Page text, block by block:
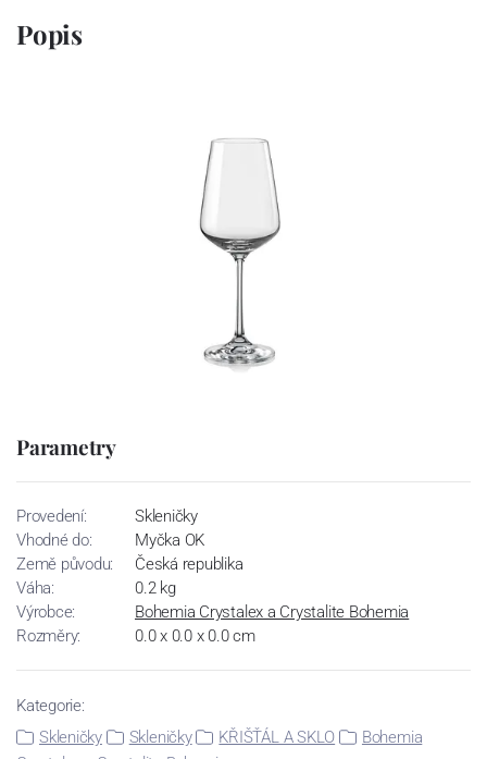
Popis
Parametry
Provedení:
Skleničky
Vhodné do:
Myčka OK
Země původu:
Česká republika
Váha:
0.2 kg
Výrobce:
Bohemia Crystalex a Crystalite Bohemia
Rozměry:
0.0 x 0.0 x 0.0 cm
Kategorie:
Skleničky
Skleničky KŘIŠŤÁL A SKLO
Bohemia